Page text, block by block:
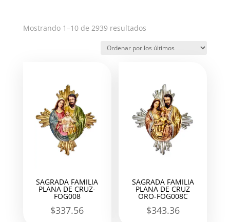
Mostrando 1–10 de 2939 resultadosOrdenado
los
SAGRADA FAMILIA
PLANA DE CRUZ-
FOG008
$337.56
SAGRADA FAMILIA
PLANA DE CRUZ
ORO-FOG008C
$343.36